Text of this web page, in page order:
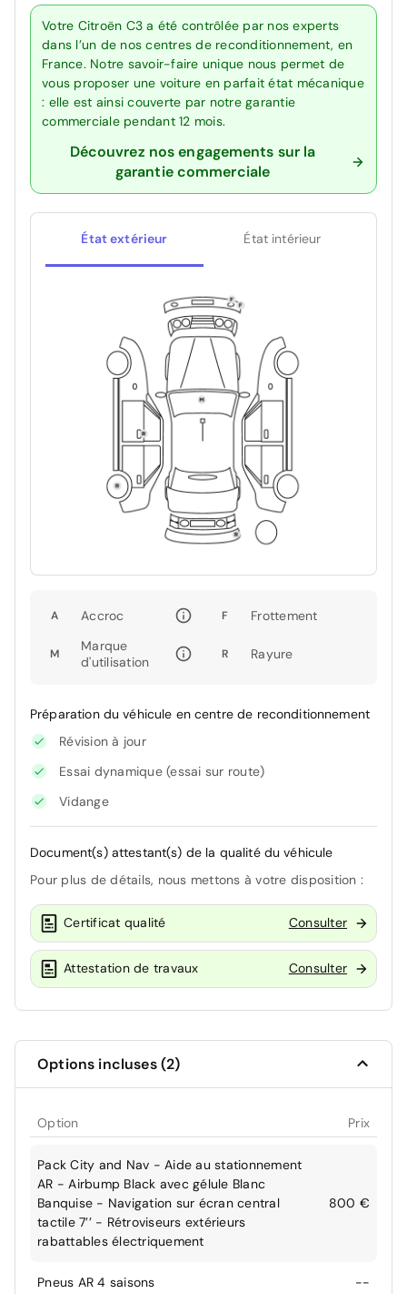
Votre Citroën C3 a été contrôlée par nos experts
dans l’un de nos centres de reconditionnement, en
France. Notre savoir-faire unique nous permet de
vous proposer une voiture en parfait état mécanique
: elle est ainsi couverte par notre garantie
commerciale pendant 12 mois.
Découvrez nos engagements sur la
garantie commerciale
État extérieur État intérieur
A Accroc F Frottement
M
Marque
d'utilisation
R Rayure
Préparation du véhicule en centre de reconditionnement
Révision à jour
Essai dynamique (essai sur route)
Vidange
Document(s) attestant(s) de la qualité du véhicule
Pour plus de détails, nous mettons à votre disposition :
Certificat qualité Consulter
Attestation de travaux Consulter
Options incluses (2)
Option Prix
Pack City and Nav - Aide au stationnement
AR - Airbump Black avec gélule Blanc
Banquise - Navigation sur écran central
tactile 7’’ - Rétroviseurs extérieurs
rabattables électriquement
800 €
Pneus AR 4 saisons --